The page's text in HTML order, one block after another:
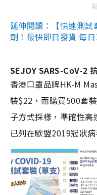
延伸閱讀：【快速測
劑！最快即日發貨 每
SEJOY SARS-CoV-2
香港口罩品牌HK-M
裝$22，而購買500套
子方式採樣，準確性
已列在歐盟2019冠狀